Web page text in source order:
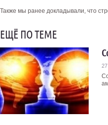
Также мы ранее докладывали, что
ЕЩЁ ПО ТЕМЕ